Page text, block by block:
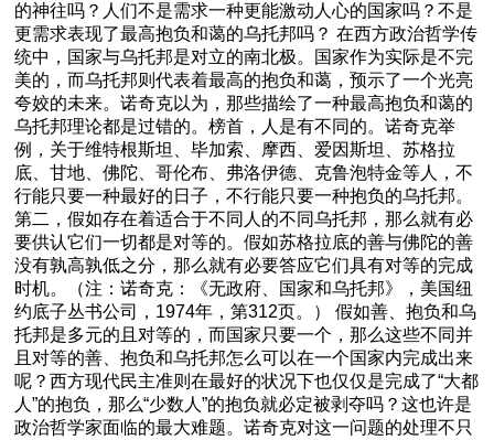
的神往吗？人们不是需求一种更能激动人心的国家吗？不是
更需求表现了最高抱负和蔼的乌托邦吗？ 在西方政治哲学传
统中，国家与乌托邦是对立的南北极。国家作为实际是不完
美的，而乌托邦则代表着最高的抱负和蔼，预示了一个光亮
夸姣的未来。诺奇克以为，那些描绘了一种最高抱负和蔼的
乌托邦理论都是过错的。榜首，人是有不同的。诺奇克举
例，关于维特根斯坦、毕加索、摩西、爱因斯坦、苏格拉
底、甘地、佛陀、哥伦布、弗洛伊德、克鲁泡特金等人，不
行能只要一种最好的日子，不行能只要一种抱负的乌托邦。
第二，假如存在着适合于不同人的不同乌托邦，那么就有必
要供认它们一切都是对等的。假如苏格拉底的善与佛陀的善
没有孰高孰低之分，那么就有必要答应它们具有对等的完成
时机。（注：诺奇克：《无政府、国家和乌托邦》，美国纽
约底子丛书公司，1974年，第312页。） 假如善、抱负和乌
托邦是多元的且对等的，而国家只要一个，那么这些不同并
且对等的善、抱负和乌托邦怎么可以在一个国家内完成出来
呢？西方现代民主准则在最好的状况下也仅仅是完成了“大都
人”的抱负，那么“少数人”的抱负就必定被剥夺吗？这也许是
政治哲学家面临的最大难题。诺奇克对这一问题的处理不只